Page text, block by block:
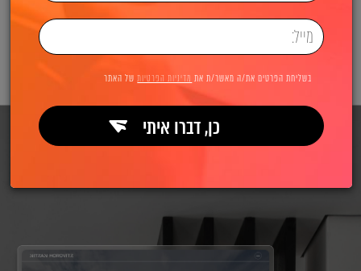
בשליחת הפרטים את/ה מאשר/ת את מדיניות הפרטיותשל האתר
כן, דברו איתי